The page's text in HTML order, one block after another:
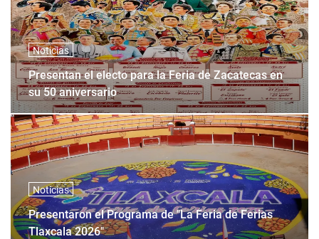
Noticias
Presentan el electo para la Feria de Zacatecas en
su 50 aniversario
Noticias
Presentaron el Programa de "La Feria de Ferias
Tlaxcala 2026"